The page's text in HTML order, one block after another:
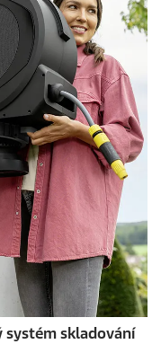
systém skladování